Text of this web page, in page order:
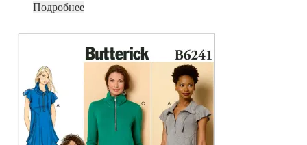
Подробнее